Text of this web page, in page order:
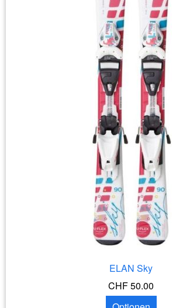
ELAN Sky
CHF 50.00